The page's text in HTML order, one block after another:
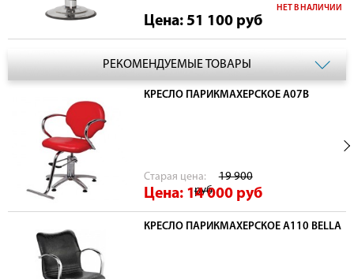
Цена: 51 100 руб
НЕТ В НАЛИЧИИ
РЕКОМЕНДУЕМЫЕ ТОВАРЫ
КРЕСЛО ПАРИКМАХЕРСКОЕ А07B
Cтарая цена:
19 900
руб
Цена: 14 000 руб
КРЕСЛО ПАРИКМАХЕРСКОЕ А110 BELLA